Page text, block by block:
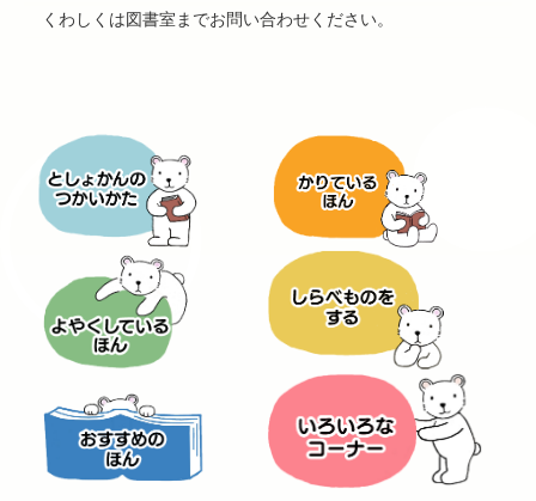
くわしくは図書室までお問い合わせください。